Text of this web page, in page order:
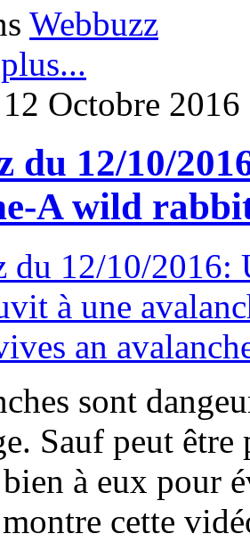
Webbuzz
Octobre 2016
du 12/10/
A wild
sont
Sauf peut
à eux pour
cette